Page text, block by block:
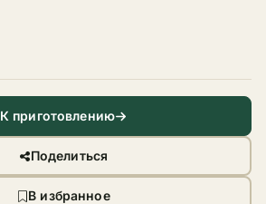
К приготовлению
Поделиться
В избранное